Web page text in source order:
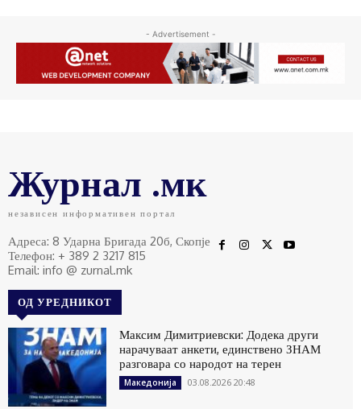
- Advertisement -
Журнал .мк
независен информативен портал
Адреса: 8 Ударна Бригада 20б, Скопје
Телефон: + 389 2 3217 815
Email: info @ zurnal.mk
ОД УРЕДНИКОТ
Максим Димитриевски: Додека други
нарачуваат анкети, единствено ЗНАМ
разговара со народот на терен
Македонија 03.08.2026 20:48